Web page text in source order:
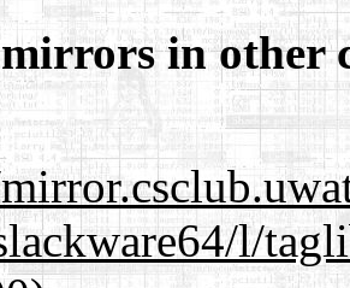
in other
l/